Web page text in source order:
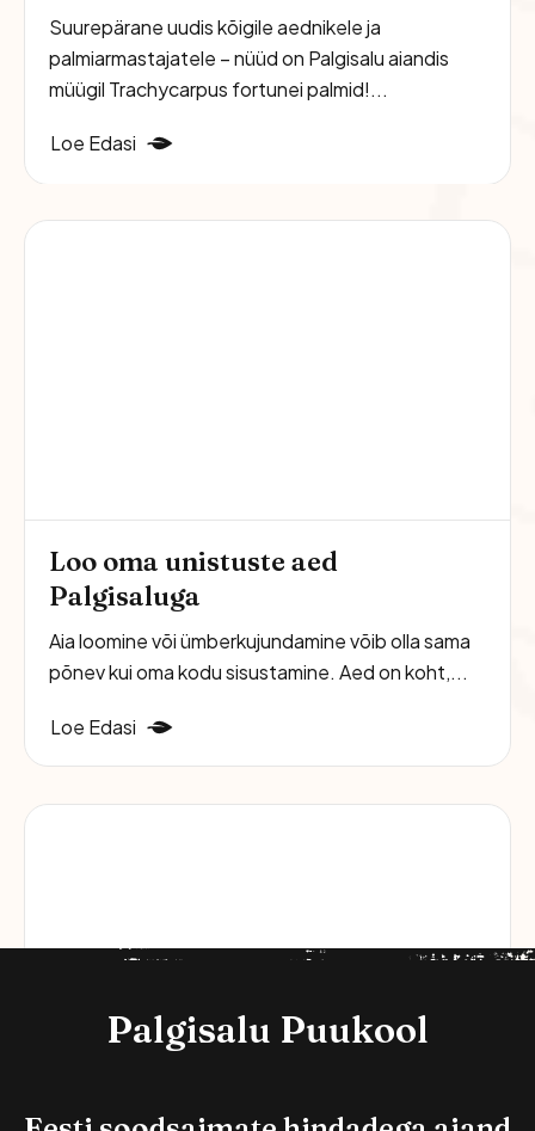
Suurepärane uudis kõigile aednikele ja
palmiarmastajatele – nüüd on Palgisalu aiandis
müügil Trachycarpus fortunei palmid!...
Loe Edasi
Loo oma unistuste aed
Palgisaluga
Aia loomine või ümberkujundamine võib olla sama
põnev kui oma kodu sisustamine. Aed on koht,...
Loe Edasi
Palgisalu Puukool